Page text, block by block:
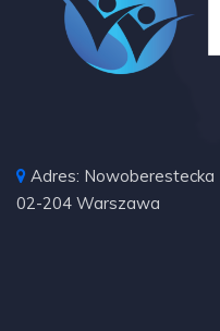
Adres: Nowoberestecka
02-204 Warszawa